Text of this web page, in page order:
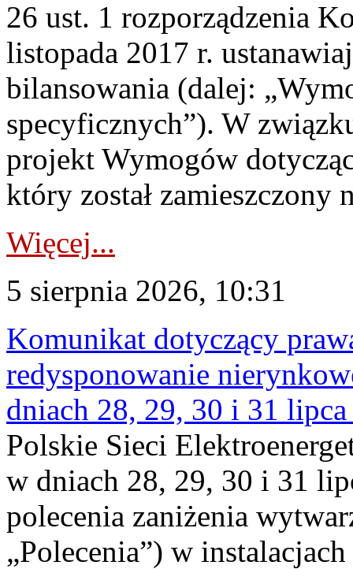
26 ust. 1 rozporządzenia
listopada 2017 r.
bilansowania (dalej:
specyficznych”). W
projekt Wymogów
który został zamieszczony
Więcej...
5 sierpnia 2026, 10:31
Komunikat dotyczący
redysponowanie
dniach 28, 29, 30 i 31
Polskie Sieci
w dniach 28, 29, 30 i 31
polecenia zaniżenia
„Polecenia”) w